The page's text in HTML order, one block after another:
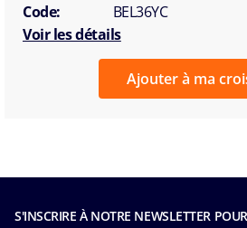
Code:
BEL36YC
Voir les détails
Ajouter à ma
S'INSCRIRE À NOTRE NEWSLETTER